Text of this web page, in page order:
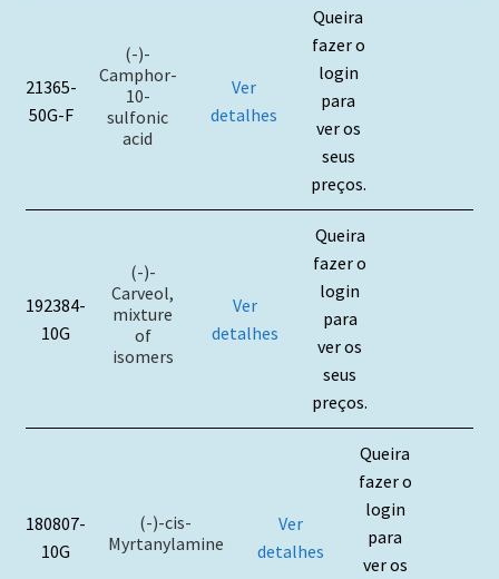
21365-
50G-F
(-)-
Camphor-
10-
sulfonic
acid
Ver
detalhes
Queira
fazer o
login
para
ver os
seus
preços.
192384-
10G
(-)-
Carveol,
mixture
of
isomers
Ver
detalhes
Queira
fazer o
login
para
ver os
seus
preços.
180807-
10G
(-)-cis-
Myrtanylamine
Ver
detalhes
Queira
fazer o
login
para
ver os